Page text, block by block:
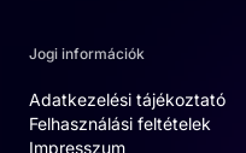
Jogi információk
Adatkezelési tájékoztató
Felhasználási feltételek
Impresszum